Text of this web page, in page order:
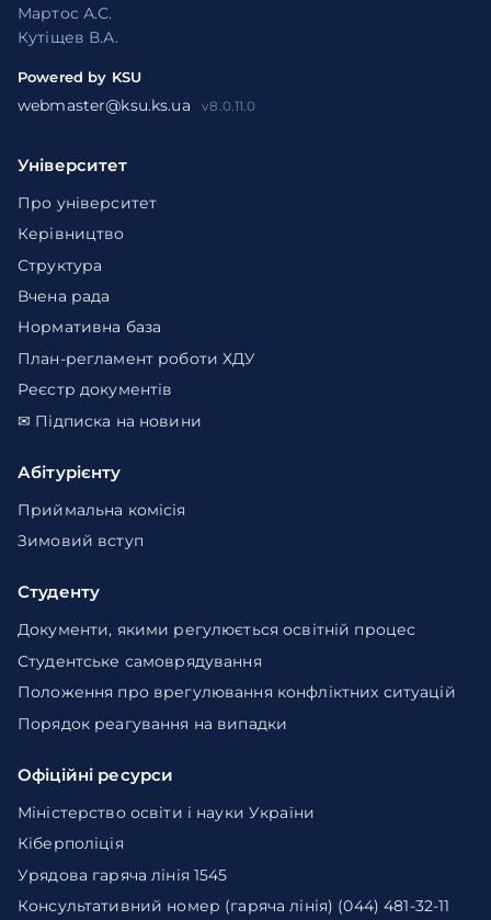
Мартос А.С.
Кутіщев В.А.
Powered by KSU
webmaster@ksu.ks.ua v8.0.11.0
Університет
Про університет
Керівництво
Структура
Вчена рада
Нормативна база
План-регламент роботи ХДУ
Реєстр документів
✉ Підписка на новини
Абітурієнту
Приймальна комісія
Зимовий вступ
Студенту
Документи, якими регулюється освітній процес
Студентське самоврядування
Положення про врегулювання конфліктних ситуацій
Порядок реагування на випадки
Офіційні ресурси
Міністерство освіти і науки України
Кіберполіція
Урядова гаряча лінія 1545
Консультативний номер (гаряча лінія) (044) 481-32-11